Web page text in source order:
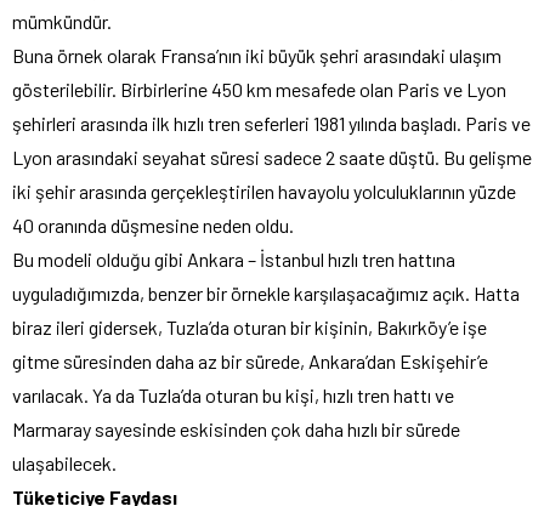
mümkündür.
Buna örnek olarak Fransa’nın iki büyük şehri arasındaki ulaşım
gösterilebilir. Birbirlerine 450 km mesafede olan Paris ve Lyon
şehirleri arasında ilk hızlı tren seferleri 1981 yılında başladı. Paris ve
Lyon arasındaki seyahat süresi sadece 2 saate düştü. Bu gelişme
iki şehir arasında gerçekleştirilen havayolu yolculuklarının yüzde
40 oranında düşmesine neden oldu.
Bu modeli olduğu gibi Ankara – İstanbul hızlı tren hattına
uyguladığımızda, benzer bir örnekle karşılaşacağımız açık. Hatta
biraz ileri gidersek, Tuzla’da oturan bir kişinin, Bakırköy’e işe
gitme süresinden daha az bir sürede, Ankara’dan Eskişehir’e
varılacak. Ya da Tuzla’da oturan bu kişi, hızlı tren hattı ve
Marmaray sayesinde eskisinden çok daha hızlı bir sürede
ulaşabilecek.
Tüketiciye Faydası